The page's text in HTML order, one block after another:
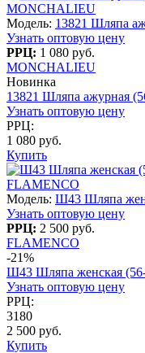
MONCHALIEU
Модель: 13821 Шляпа
Узнать оптовую цену
РРЦ: 1 080 руб.
MONCHALIEU
Новинка
13821 Шляпа ажурная
Узнать оптовую цену
РРЦ:
1 080 руб.
Купить
FLAMENCO
Модель: Ш43 Шляпа
Узнать оптовую цену
РРЦ: 2 500 руб.
FLAMENCO
-21%
Ш43 Шляпа женская
Узнать оптовую цену
РРЦ:
3180
2 500 руб.
Купить